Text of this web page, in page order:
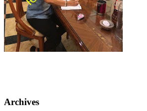
Archives